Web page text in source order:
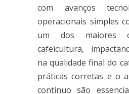
com avanços
operacionais simples
um dos maiores
cafeicultura,
na qualidade final do
práticas corretas e o
contínuo são